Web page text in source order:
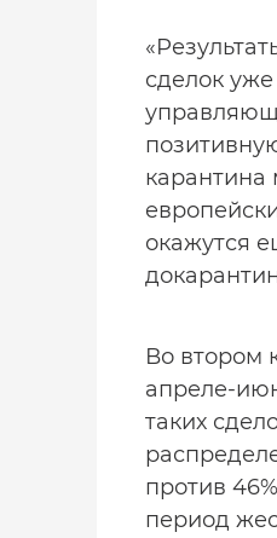
сделок
карантина
окажутся
Во втором
апреле-
таких
против
период